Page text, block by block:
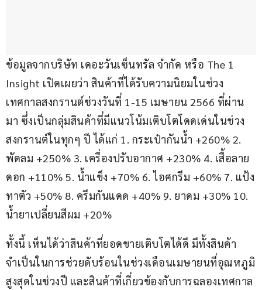
ข้อมูลจากบริษัท เดอะวันเซ็นทรัล จำกัด หรือ The 1
Insight เปิดเผยว่า สินค้าที่ได้รับความนิยมในช่วง
เทศกาลสงกรานต์ช่วงวันที่ 1-15 เมษายน 2566 ที่ผ่าน
มา ซึ่งเป็นกลุ่มสินค้าที่มีแนวโน้มเติบโตโดดเด่นในช่วง
สงกรานต์ในทุกๆ ปี ได้แก่ 1. กระเป๋ากันน้ำ +260% 2.
พัดลม +250% 3. เครื่องปรับอากาศ +230% 4. เสื้อลาย
ดอก +110% 5. น้ำแข็ง +70% 6. ไอศกรีม +60% 7. แป้ง
ทาตัว +50% 8. ครีมกันแดด +40% 9. ยาดม +30% 10.
น้ำยาเปลี่ยนสีผม +20%
ทั้งนี้ เห็นได้ว่าสินค้าที่ยอดขายเติบโตได้ดี มีทั้งสินค้า
จำเป็นในการช่วยดับร้อนในช่วงเดือนเมษายนที่อุณหภูมิ
สูงสุดในช่วงปี และสินค้าที่เกี่ยวข้องกับการฉลองเทศกาล